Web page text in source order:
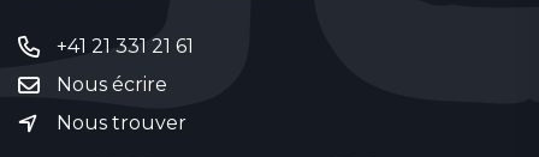
+41 21 331 21 61
Nous écrire
Nous trouver